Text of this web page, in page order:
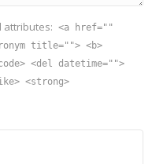
attributes: <a href=""
title=""> <b>
<del datetime="">
<strong>